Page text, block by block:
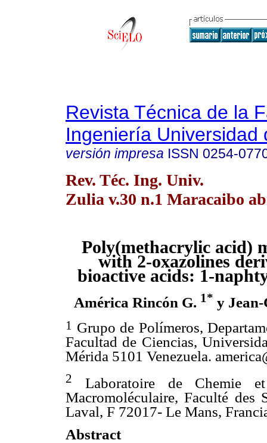
Revista Técnica de la
Ingeniería Universidad
versión impresa ISSN 0254-
Rev. Téc. Ing. Univ.
Zulia v.30 n.1 Maracaibo
Poly(methacrylic acid)
with 2-oxazolines
bioactive acids: 1-
América Rincón G. 1* y
1 Grupo de Polímeros,
Facultad de Ciencias,
Mérida 5101 Venezuela.
2
Laboratoire de Chemie et
Macromoléculaire, Faculté des
Laval, F 72017- Le Mans,
Abstract